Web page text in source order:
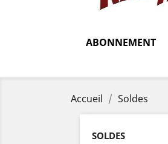
ABONNEMENT
Accueil Soldes
SOLDES